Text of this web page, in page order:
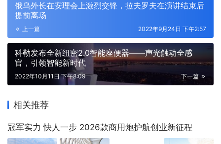
俄乌外长在安理会上激烈交锋，拉夫罗夫在演讲结束后
提前离场
上一篇 2022年9月24日 下午2:57
科勒发布全新纽密2.0智能座便器——声光触动全感
官，引领智能新时代
下一篇
2022年10月11日 下午8:09
相关推荐
冠军实力 快人一步 2026款商用炮护航创业新征程